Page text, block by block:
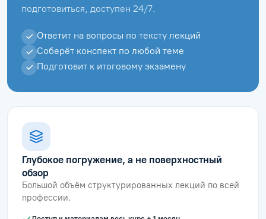
подготовиться, доступен 24/7.
Ответит на вопросы по тексту лекций
Соберёт конспект по любой теме
Подготовит к итоговому экзамену
Глубокое погружение, а не поверхностный
обзор
Большой объём структурированных лекций по всей
профессии.